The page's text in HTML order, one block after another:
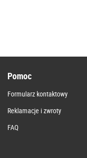
Pomoc
Formularz kontaktowy
Reklamacje i zwroty
FAQ